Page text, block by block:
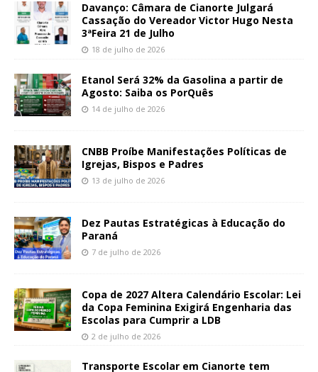
Davanço: Câmara de Cianorte Julgará
Cassação do Vereador Victor Hugo Nesta
3ªFeira 21 de Julho
18 de julho de 2026
Etanol Será 32% da Gasolina a partir de
Agosto: Saiba os PorQuês
14 de julho de 2026
CNBB Proíbe Manifestações Políticas de
Igrejas, Bispos e Padres
13 de julho de 2026
Dez Pautas Estratégicas à Educação do
Paraná
7 de julho de 2026
Copa de 2027 Altera Calendário Escolar: Lei
da Copa Feminina Exigirá Engenharia das
Escolas para Cumprir a LDB
2 de julho de 2026
Transporte Escolar em Cianorte tem